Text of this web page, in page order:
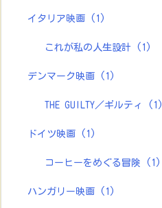
イタリア映画 (1)
これが私の人生設計 (1)
デンマーク映画 (1)
THE GUILTY／ギルティ (1)
ドイツ映画 (1)
コーヒーをめぐる冒険 (1)
ハンガリー映画 (1)